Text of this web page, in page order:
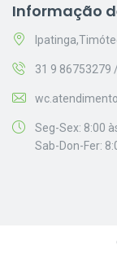
Informação
31 9 86753279
Seg-Sex: 8:00
Sab-Don-Fer: